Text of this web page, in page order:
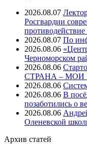
2026.08.07
Росгвардии
противодействие
2026.08.07 ⁠По
2026.08.06
Черноморском
2026.08.06
СТРАНА – МОИ
2026.08.06
2026.08.06 В
позаботились о
2026.08.06
Оленевской
Архив статей